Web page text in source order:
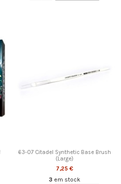
63-07 Citadel Synthetic Base Brush
(Large)
7,25 €
3 em stock